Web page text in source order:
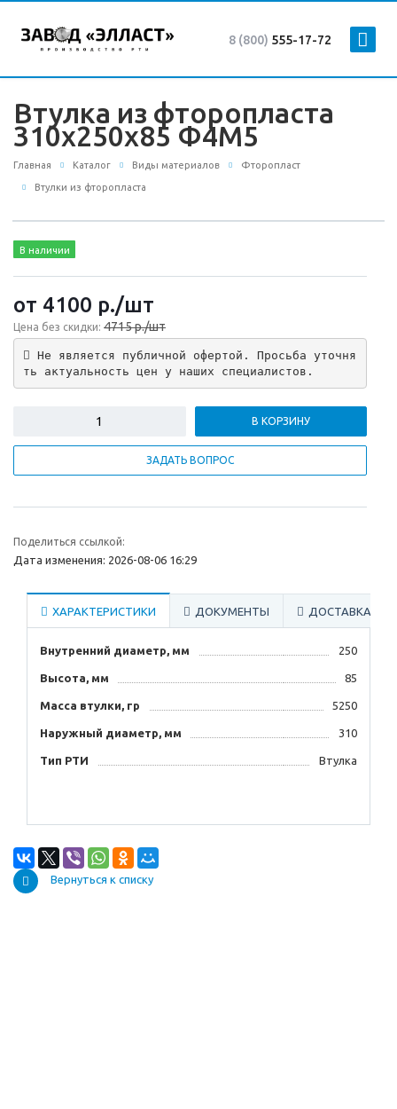
8 (800) 555-17-72
Втулка из фторопласта
310x250x85 Ф4М5
Главная Каталог Виды материалов Фторопласт
Втулки из фторопласта
В наличии
от 4100 р./шт
Цена без скидки: 4715 р./шт
Не является публичной офертой. Просьба уточня
ть актуальность цен у наших специалистов.
В КОРЗИНУ
ЗАДАТЬ ВОПРОС
Поделиться ссылкой:
Дата изменения: 2026-08-06 16:29
ХАРАКТЕРИСТИКИ ДОКУМЕНТЫ ДОСТАВКА
Внутренний диаметр, мм 250
Высота, мм 85
Масса втулки, гр 5250
Наружный диаметр, мм 310
Тип РТИ Втулка
Вернуться к списку